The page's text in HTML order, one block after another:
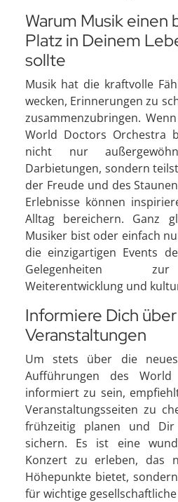
Warum Musik einen
Platz in Deinem
sollte
Musik hat die kraftvolle
wecken, Erinnerungen zu
zusammenzubringen.
World Doctors Orchestra
nicht nur
Darbietungen, sondern
der Freude und des
Erlebnisse können
Alltag bereichern. Ganz
Musiker bist oder einfach
die einzigartigen Events
Gelegenheiten
Weiterentwicklung und
Informiere Dich
Veranstaltungen
Um stets über die
Aufführungen des
informiert zu sein,
Veranstaltungsseiten zu
frühzeitig planen und
sichern. Es ist eine
Konzert zu erleben, das
Höhepunkte bietet,
für wichtige